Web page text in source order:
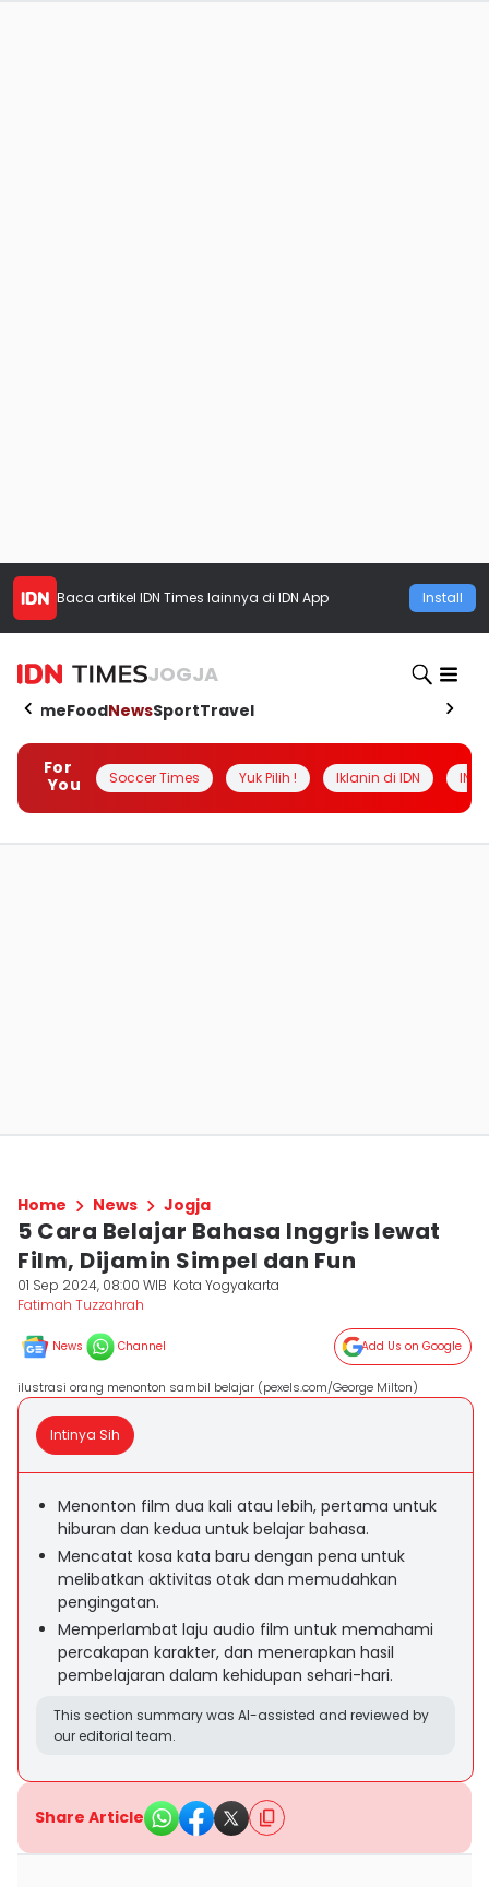
Baca artikel IDN Times lainnya di IDN App Install
JOGJA
HomeFoodNewsSportTravel
For
You
Soccer Times Yuk Pilih ! Iklanin di IDN
Home News Jogja
5 Cara Belajar Bahasa Inggris lewat
Film, Dijamin Simpel dan Fun
01 Sep 2024, 08:00 WIB Kota Yogyakarta
Fatimah Tuzzahrah
News Channel Add Us on Google
ilustrasi orang menonton sambil belajar (pexels.com/George Milton)
Intinya Sih
Menonton film dua kali atau lebih, pertama untuk
hiburan dan kedua untuk belajar bahasa.
Mencatat kosa kata baru dengan pena untuk
melibatkan aktivitas otak dan memudahkan
pengingatan.
Memperlambat laju audio film untuk memahami
percakapan karakter, dan menerapkan hasil
pembelajaran dalam kehidupan sehari-hari.
This section summary was AI-assisted and reviewed by
our editorial team.
Share Article